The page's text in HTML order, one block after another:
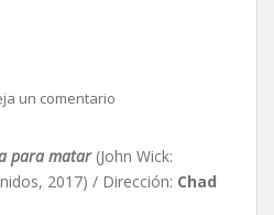
un comentario
para matar (John Wick:
2017) / Dirección: Chad